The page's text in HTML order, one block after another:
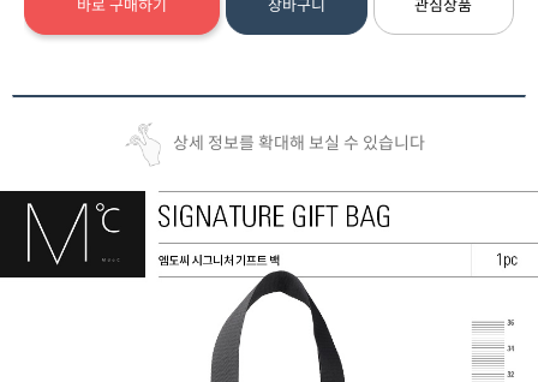
바로 구매하기 장바구니 관심상품
상세 정보를 확대해 보실 수 있습니다